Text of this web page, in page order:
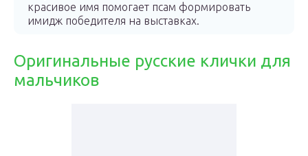
красивое имя помогает псам формировать
имидж победителя на выставках.
Оригинальные русские клички для
мальчиков